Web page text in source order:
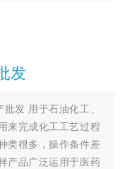
发
发 用于石油化工、
来完成化工工艺过程
类很多，操作条件差
产品广泛运用于医药